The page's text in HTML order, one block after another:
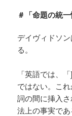
＃「命題の統
デイヴィドソ
る。
「英語では、
ではない。こ
詞の間に挿入
法上の事実で